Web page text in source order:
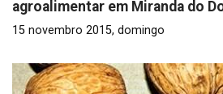
agroalimentar em Miranda do
15 novembro 2015, domingo